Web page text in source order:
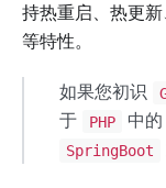
持热重启、热更新
等特性。
如果您初识
于
PHP 中的
SpringBoot